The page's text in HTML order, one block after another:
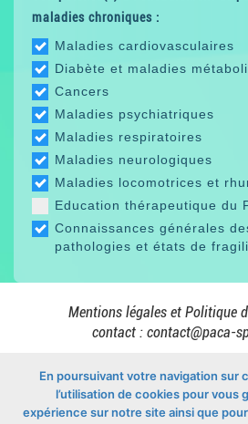
maladies chroniques :
Maladies cardiovasculaires
Diabète et maladies
Cancers
Maladies psychiatriques
Maladies respiratoires
Maladies neurologiques
Maladies locomotrices et
Education thérapeutique du
Connaissances générales
pathologies et états de
Mentions légales et Politique
contact : contact@paca-
En collaboration avec
En poursuivant votre navigation sur
l’utilisation de cookies pour vous
expérience sur notre site ainsi que